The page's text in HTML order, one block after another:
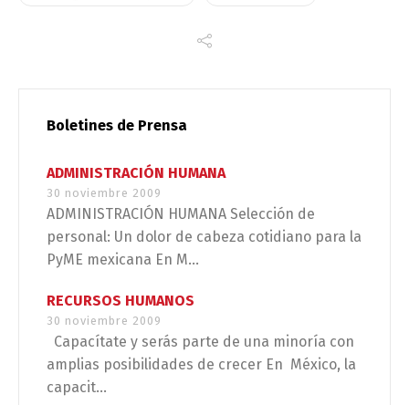
Boletines de Prensa
ADMINISTRACIÓN HUMANA
30 noviembre 2009
ADMINISTRACIÓN HUMANA Selección de
personal: Un dolor de cabeza cotidiano para la
PyME mexicana En M...
RECURSOS HUMANOS
30 noviembre 2009
Capacítate y serás parte de una minoría con
amplias posibilidades de crecer En México, la
capacit...